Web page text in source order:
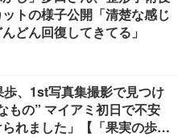
トの様子公開「清楚な感じ
どん回復してきてる」
歩、1st写真集撮影で見つけ
もの” マイアミ初日で不安
れました」【「果実の歩